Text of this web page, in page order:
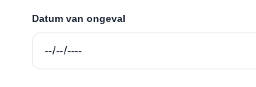
Datum van ongeval